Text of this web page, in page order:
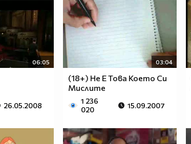
06:05
26.05.2008
03:04
(18+) Не Е Това Което Си
Мислите
1 236
020
15.09.2007